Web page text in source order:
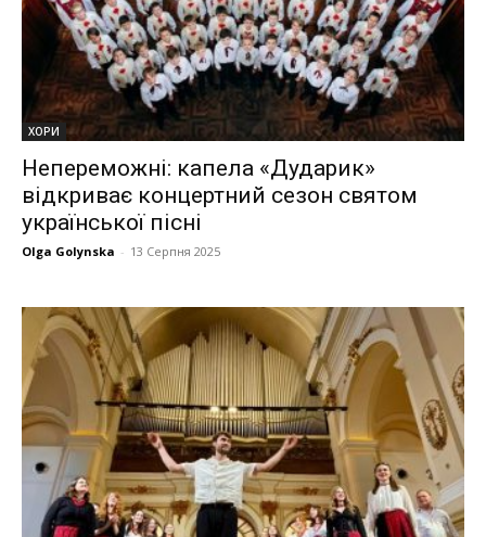
ХОРИ
Непереможні: капела «Дударик»
відкриває концертний сезон святом
української пісні
Olga Golynska - 13 Серпня 2025